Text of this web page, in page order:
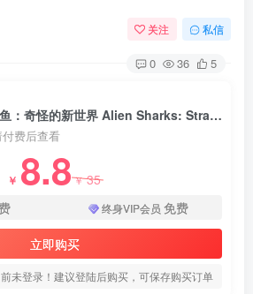
关注 私信
0 36 5
自然纪录片《外星鲨鱼：奇怪的新世界 Alien Sharks: Strange New Worlds》下载
费后查看
￥ 8.8￥35
终身VIP会员 免费
立即购买
未登录！建议登陆后购买，可保存购买订单